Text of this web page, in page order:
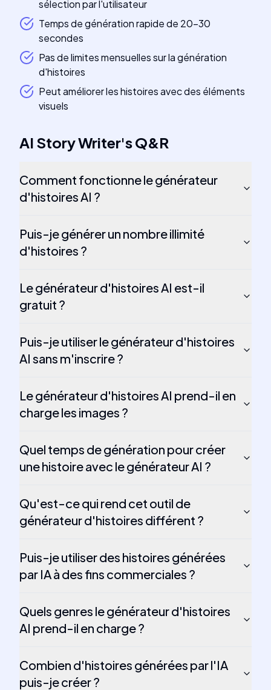
sélection par l'utilisateur
Temps de génération rapide de 20-30
secondes
Pas de limites mensuelles sur la génération
d'histoires
Peut améliorer les histoires avec des éléments
visuels
AI Story Writer'sQ&R
Comment fonctionne le générateur
d'histoires AI ?
Puis-je générer un nombre illimité
d'histoires ?
Le générateur d'histoires AI est-il
gratuit ?
Puis-je utiliser le générateur d'histoires
AI sans m'inscrire ?
Le générateur d'histoires AI prend-il en
charge les images ?
Quel temps de génération pour créer
une histoire avec le générateur AI ?
Qu'est-ce qui rend cet outil de
générateur d'histoires différent ?
Puis-je utiliser des histoires générées
par IA à des fins commerciales ?
Quels genres le générateur d'histoires
AI prend-il en charge ?
Combien d'histoires générées par l'IA
puis-je créer ?